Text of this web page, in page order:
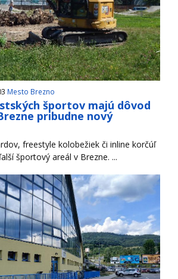
Mesto Brezno
športov majú dôvod
pribudne nový
freestyle kolobežiek či inline korčúľ
športový areál v Brezne. ...